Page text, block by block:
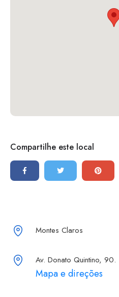
Compartilhe este local
Montes Claros
Av. Donato Quintino, 90.
Mapa e direções